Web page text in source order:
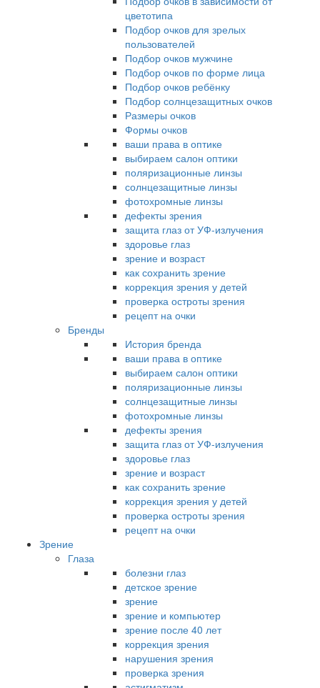
цветотипа
Подбор очков для зрелых
пользователей
Подбор очков мужчине
Подбор очков по форме лица
Подбор очков ребёнку
Подбор солнцезащитных очков
Размеры очков
Формы очков
ваши права в оптике
выбираем салон оптики
поляризационные линзы
солнцезащитные линзы
фотохромные линзы
дефекты зрения
защита глаз от УФ-излучения
здоровье глаз
зрение и возраст
как сохранить зрение
коррекция зрения у детей
проверка остроты зрения
рецепт на очки
Бренды
История бренда
ваши права в оптике
выбираем салон оптики
поляризационные линзы
солнцезащитные линзы
фотохромные линзы
дефекты зрения
защита глаз от УФ-излучения
здоровье глаз
зрение и возраст
как сохранить зрение
коррекция зрения у детей
проверка остроты зрения
рецепт на очки
Зрение
Глаза
болезни глаз
детское зрение
зрение
зрение и компьютер
зрение после 40 лет
коррекция зрения
нарушения зрения
проверка зрения